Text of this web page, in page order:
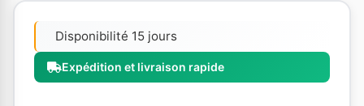
Expédition et livraison rapide
Disponibilité 15 jours